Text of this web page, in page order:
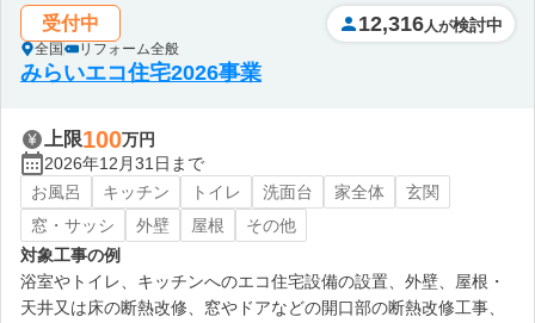
受付中
全国 リフォーム全般
12,316 人が検討中
みらいエコ住宅2026事業
上限100万円
2026年12月31日まで
お風呂
キッチン トイレ 洗面台 家全体
玄関
窓・サッシ
外壁 屋根
その他
対象工事の例
浴室やトイレ、キッチンへのエコ住宅設備の設置、外壁、屋根・
天井又は床の断熱改修、窓やドアなどの開口部の断熱改修工事、